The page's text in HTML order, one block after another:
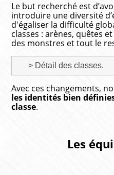
Le but recherché est
introduire une diversité
d'égaliser la difficulté
classes : arènes, quêtes
des monstres et tout le
> Détail des classes.
Avec ces changements,
les identités bien
classe.
Les